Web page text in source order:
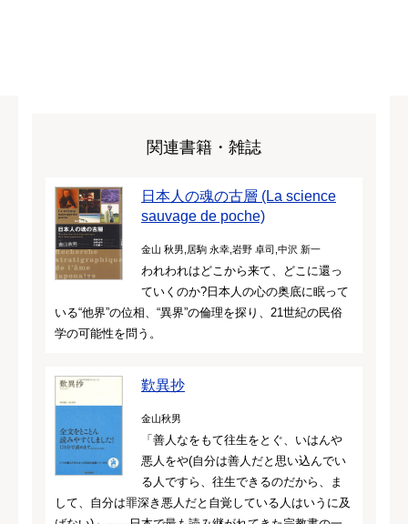
関連書籍・雑誌
日本人の魂の古層 (La science
sauvage de poche)
金山 秋男,居駒 永幸,岩野 卓司,中沢 新一
われわれはどこから来て、どこに還っ
ていくのか?日本人の心の奥底に眠って
いる“他界”の位相、“異界”の倫理を探り、21世紀の民俗
学の可能性を問う。
歎異抄
金山秋男
「善人なをもて往生をとぐ、いはんや
悪人をや(自分は善人だと思い込んでい
る人ですら、往生できるのだから、ま
して、自分は罪深き悪人だと自覚している人はいうに及